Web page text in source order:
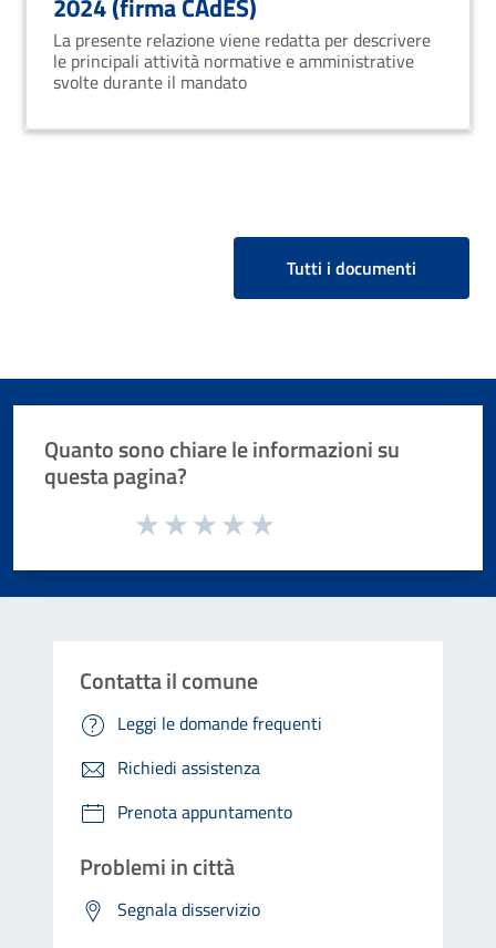
La presente relazione viene redatta per descrivere
le principali attività normative e amministrative
svolte durante il mandato
Tutti i documenti
Quanto sono chiare le informazioni su
questa pagina?
Valuta da 1 a 5 stelle la pagina
Contatta il comune
Leggi le domande frequenti
Richiedi assistenza
Prenota appuntamento
Problemi in città
Segnala disservizio